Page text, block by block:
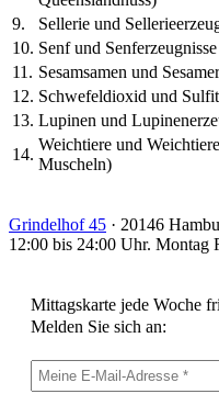
9.
Sellerie und
10. Senf und Senferzeugnisse
11. Sesamsamen und
12. Schwefeldioxid und
13. Lupinen und
14.
Weichtiere und
Muscheln)
Grindelhof 45 · 20146
12:00 bis 24:00 Uhr. Montag
Mittagskarte jede Woche
Melden Sie sich an: